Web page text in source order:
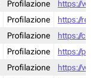
Profilazione
https://
Profilazione
https://
Profilazione
https://
Profilazione
https://
Profilazione
https://